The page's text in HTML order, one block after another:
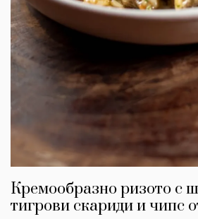
Кремообразно ризото с
тигрови скариди и чипс